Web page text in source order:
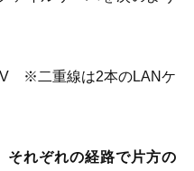
※二重線は2本のLANケ
それぞれの経路で片方の